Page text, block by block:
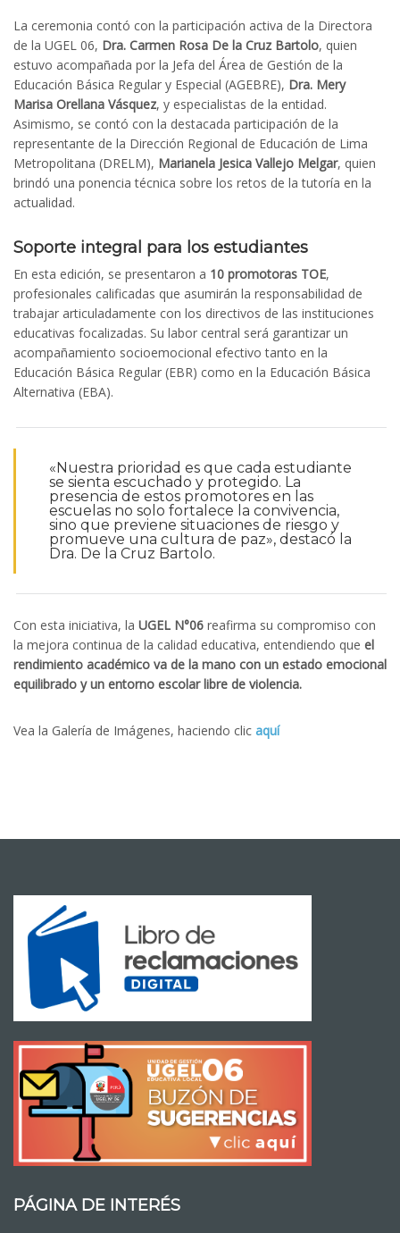
La ceremonia contó con la participación activa de la Directora
de la UGEL 06, Dra. Carmen Rosa De la Cruz Bartolo, quien
estuvo acompañada por la Jefa del Área de Gestión de la
Educación Básica Regular y Especial (AGEBRE), Dra. Mery
Marisa Orellana Vásquez, y especialistas de la entidad.
Asimismo, se contó con la destacada participación de la
representante de la Dirección Regional de Educación de Lima
Metropolitana (DRELM), Marianela Jesica Vallejo Melgar, quien
brindó una ponencia técnica sobre los retos de la tutoría en la
actualidad.
Soporte integral para los estudiantes
En esta edición, se presentaron a 10 promotoras TOE,
profesionales calificadas que asumirán la responsabilidad de
trabajar articuladamente con los directivos de las instituciones
educativas focalizadas. Su labor central será garantizar un
acompañamiento socioemocional efectivo tanto en la
Educación Básica Regular (EBR) como en la Educación Básica
Alternativa (EBA).
«Nuestra prioridad es que cada estudiante
se sienta escuchado y protegido. La
presencia de estos promotores en las
escuelas no solo fortalece la convivencia,
sino que previene situaciones de riesgo y
promueve una cultura de paz», destacó la
Dra. De la Cruz Bartolo.
Con esta iniciativa, la UGEL N°06 reafirma su compromiso con
la mejora continua de la calidad educativa, entendiendo que el
rendimiento académico va de la mano con un estado emocional
equilibrado y un entorno escolar libre de violencia.
Vea la Galería de Imágenes, haciendo clic aquí
PÁGINA DE INTERÉS